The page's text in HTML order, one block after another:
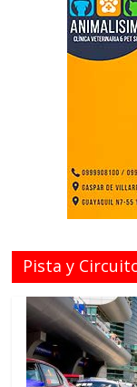
Pista y